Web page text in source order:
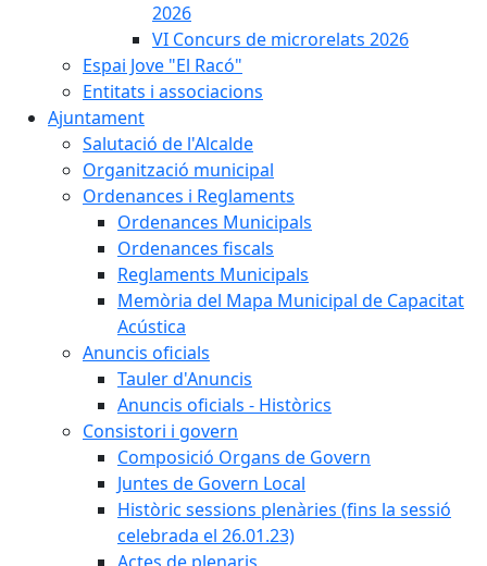
2026
VI Concurs de microrelats 2026
Espai Jove "El Racó"
Entitats i associacions
Ajuntament
Salutació de l'Alcalde
Organització municipal
Ordenances i Reglaments
Ordenances Municipals
Ordenances fiscals
Reglaments Municipals
Memòria del Mapa Municipal de Capacitat
Acústica
Anuncis oficials
Tauler d'Anuncis
Anuncis oficials - Històrics
Consistori i govern
Composició Organs de Govern
Juntes de Govern Local
Històric sessions plenàries (fins la sessió
celebrada el 26.01.23)